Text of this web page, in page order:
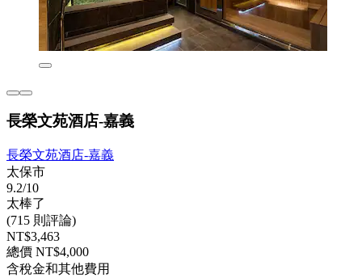
長榮文苑酒店-嘉義
長榮文苑酒店-嘉義
太保市
9.2/10
太棒了
(715 則評論)
NT$3,463
總價 NT$4,000
含稅金和其他費用